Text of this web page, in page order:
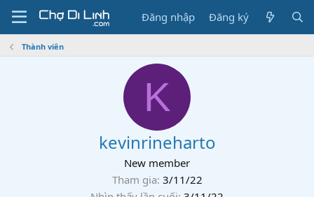
Đăng nhập Đăng ký
Thành viên
K
kevinrineharto
New member
Tham gia 3/11/22